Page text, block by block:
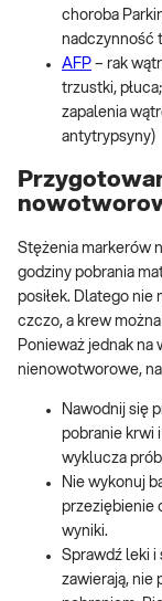
choroba
nadczynność
AFP – rak
trzustki,
zapalenia
antytrypsyny)
Stężenia markerów
godziny pobrania
posiłek. Dlatego nie
czczo, a krew
Ponieważ jednak na
nienowotworowe,
Nawodnij się
pobranie krwi
wyklucza
Nie wykonuj
przeziębienie
wyniki.
Sprawdź leki i
zawierają, nie